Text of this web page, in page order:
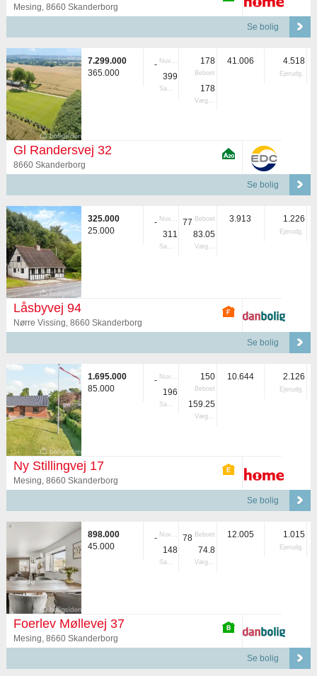
Mesing, 8660 Skanderborg
Se bolig
7.299.000
365.000
- Nuvær.
399
Samlet
178
Beboet
178
Vægtet
41.006 4.518
Ejerudg.
Gl Randersvej 32
8660 Skanderborg
Se bolig
325.000
25.000
- Nuvær.
311
Samlet
77 Beboet
83.05
Vægtet
3.913 1.226
Ejerudg.
Låsbyvej 94
Nørre Vissing, 8660 Skanderborg
Se bolig
1.695.000
85.000
- Nuvær.
196
Samlet
150
Beboet
159.25
Vægtet
10.644 2.126
Ejerudg.
Ny Stillingvej 17
Mesing, 8660 Skanderborg
Se bolig
898.000
45.000
- Nuvær.
148
Samlet
78 Beboet
74.8
Vægtet
12.005 1.015
Ejerudg.
Foerlev Møllevej 37
Mesing, 8660 Skanderborg
Se bolig